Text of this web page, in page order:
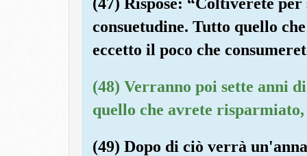
consuetudine. Tutto quello
eccetto il poco che
(48) Verranno poi sette anni
quello che avrete risparmiato,
(49) Dopo di ciò verrà